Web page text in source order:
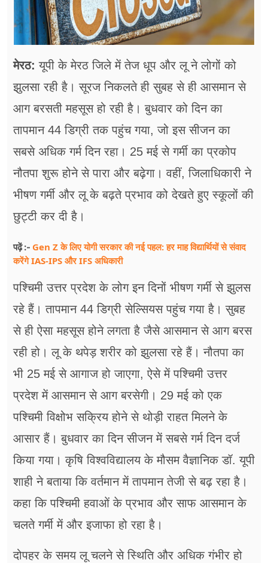
शिक्षा
अन्य खबरें
मेरठ:यूपी के मेरठ जिले में तेज धूप और लू ने लोगों को
झुलसा रही है। सूरज निकलते ही सुबह से ही आसमान से
आग बरसती महसूस हो रही है। बुधवार को दिन का
तापमान 44 डिग्री तक पहुंच गया, जो इस सीजन का
सबसे अधिक गर्म दिन रहा। 25 मई से गर्मी का प्रकोप
नौतपा शुरू होने से पारा और बढ़ेगा। वहीं, जिलाधिकारी ने
भीषण गर्मी और लू के बढ़ते प्रभाव को देखते हुए स्कूलों की
छुट्टी कर दी है।
पढ़ें :- Gen Z के लिए योगी सरकार की नई पहल: हर माह विद्यार्थियों से संवाद
करेंगे IAS-IPS और IFS अधिकारी
पश्चिमी उत्तर प्रदेश के लोग इन दिनों भीषण गर्मी से झुलस
रहे हैं। तापमान 44 डिग्री सेल्सियस पहुंच गया है। सुबह
से ही ऐसा महसूस होने लगता है जैसे आसमान से आग बरस
रही हो। लू के थपेड़ शरीर को झुलसा रहे हैं। नौतपा का
भी 25 मई से आगाज हो जाएगा, ऐसे में पश्चिमी उत्तर
प्रदेश में आसमान से आग बरसेगी। 29 मई को एक
पश्चिमी विक्षोभ सक्रिय होने से थोड़ी राहत मिलने के
आसार हैं। बुधवार का दिन सीजन में सबसे गर्म दिन दर्ज
किया गया। कृषि विश्वविद्यालय के मौसम वैज्ञानिक डॉ. यूपी
शाही ने बताया कि वर्तमान में तापमान तेजी से बढ़ रहा है।
कहा कि पश्चिमी हवाओं के प्रभाव और साफ आसमान के
चलते गर्मी में और इजाफा हो रहा है।
दोपहर के समय लू चलने से स्थिति और अधिक गंभीर हो